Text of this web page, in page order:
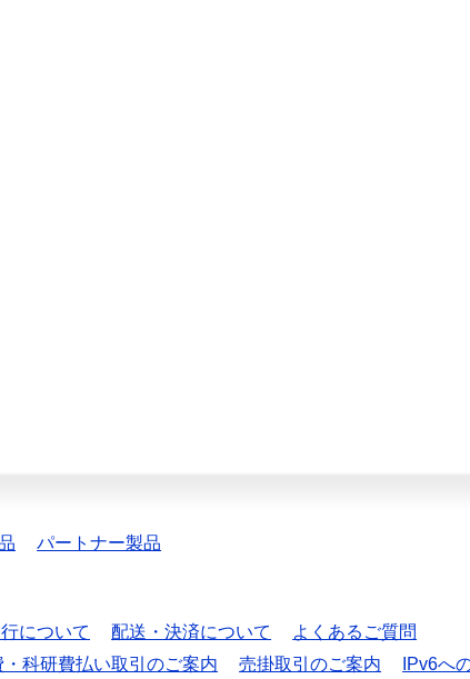
パートナー製品
について 配送・決済について
よくあるご質問
科研費払い取引のご案内 売掛取引のご案内
IPv6へ